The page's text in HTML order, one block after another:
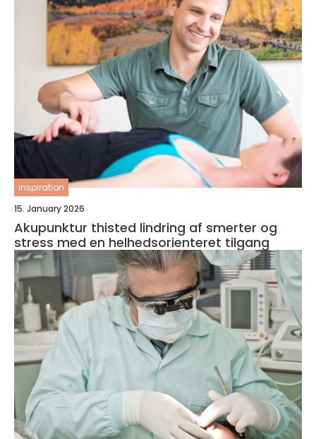
inspiration
15. January 2026
Akupunktur thisted lindring af smerter og
stress med en helhedsorienteret tilgang